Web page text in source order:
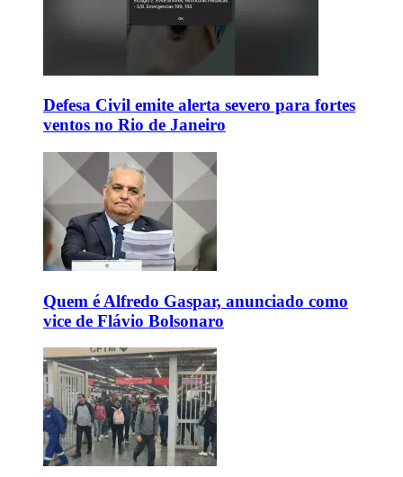
Defesa Civil emite alerta severo para fortes
ventos no Rio de Janeiro
Quem é Alfredo Gaspar, anunciado como
vice de Flávio Bolsonaro